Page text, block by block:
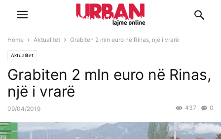
Home Aktualitet Grabiten 2 mln euro në Rinas, një i vrarë
Aktualitet
Grabiten 2 mln euro në Rinas,
një i vrarë
09/04/2019 0
437